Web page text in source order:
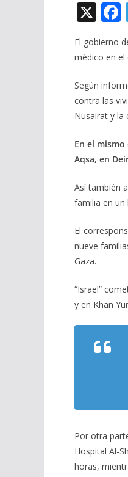
X
ac
El gobierno
médico en el
Según
contra las
Nusairat y la
En el
Aqsa, en
Así también
familia en un
El
nueve
Gaza.
“Israel”
y en Khan
Por otra
Hospital Al-
horas,